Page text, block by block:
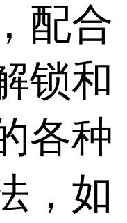
配合
锁和
各种
，如